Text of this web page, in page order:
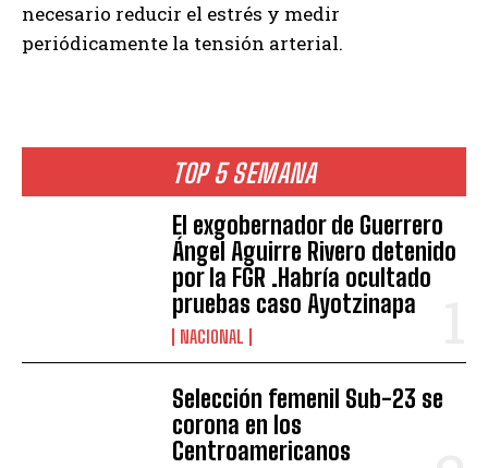
TOP 5 SEMANA
El exgobernador de Guerrero
Ángel Aguirre Rivero detenido
por la FGR .Habría ocultado
pruebas caso Ayotzinapa
NACIONAL
Selección femenil Sub-23 se
corona en los
Centroamericanos
necesario reducir el estrés y medir
periódicamente la tensión arterial.